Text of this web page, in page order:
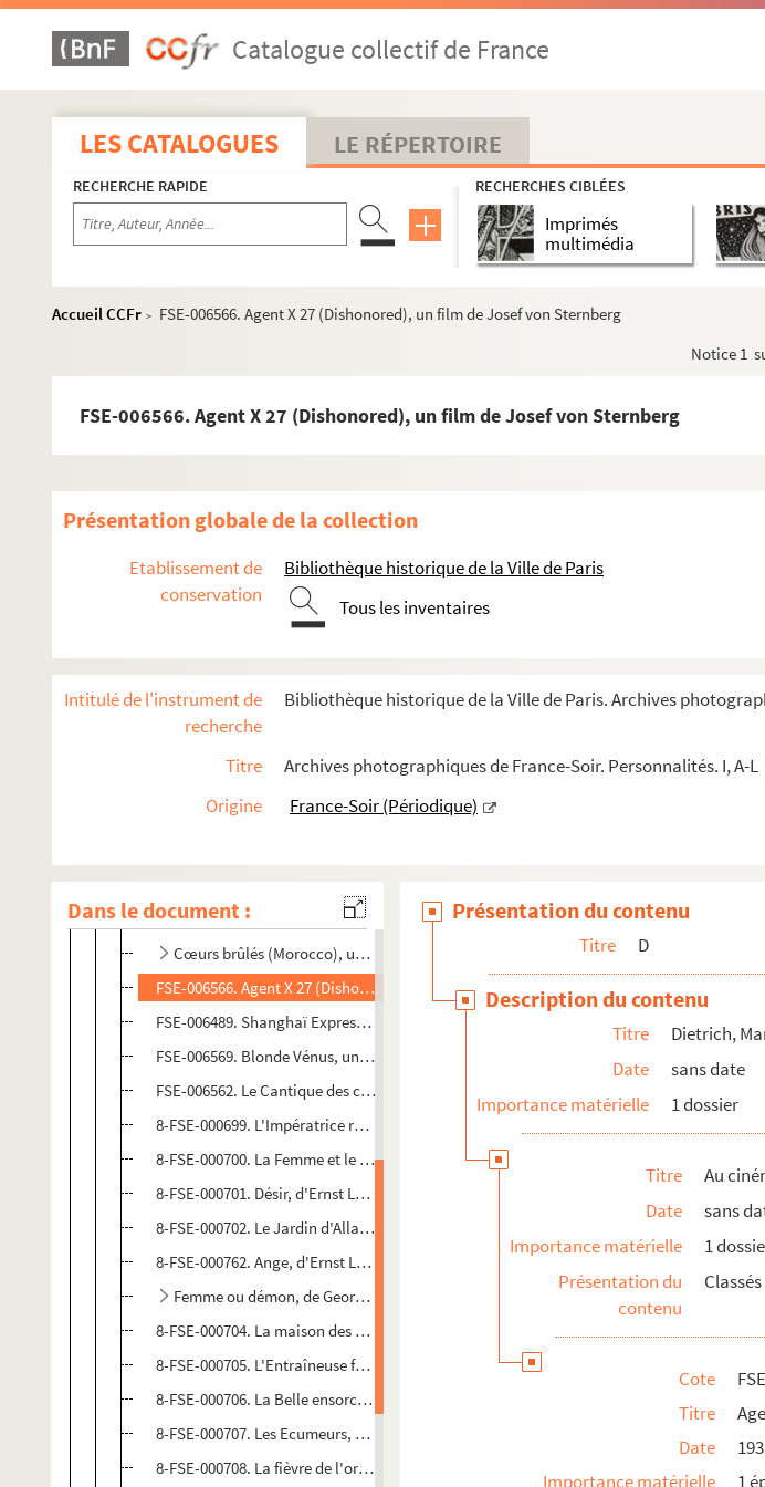
Catalogue collectif de France
LES CATALOGUES LE RÉPERTOIRE
RECHERCHE RAPIDE RECHERCHES CIBLÉES
Imprimés
multimédia
Accueil CCFr >
FSE-006566. Agent X 27 (Dishonored), un film de Josef von Sternberg
Notice 1
FSE-006566. Agent X 27 (Dishonored), un film de Josef von Sternberg
Présentation globale de la collection
Etablissement de
conservation
Bibliothèque historique de la Ville de Paris
Tous les inventaires
Intitulé de l'instrument de
recherche
Bibliothèque historique de la Ville de Paris. Archives
Titre
Archives photographiques de France-Soir. Personnalités. I, A-L
Origine
France-Soir (Périodique)
Dans le document :
B
C
D
Darlan, François
FSE-004132. Daudonnet, Albert-René
FSE-002881. Dawn, Marpessa
Déat, Marcel
Dietrich, Marlène
Portraits
Vie publique (années 1930-1940)
Vie publique (années 1950)
Vie publique (années 1970)
Vie publique (années 1980-1990) : festival de Cannes 1992
FSE-006565. L'Énigme, un film de Curtis Bernhardt
L'Ange bleu, de Josef von Sternberg (1929)
Cœurs brûlés (Morocco), un film de Josef von Sternberg
FSE-006566. Agent X 27 (Dishonored), un film de Josef von Sternberg
FSE-006489. Shanghaï Express, de Josef von Sternberg (1932)
FSE-006569. Blonde Vénus, un film de de Josef von Sternberg
FSE-006562. Le Cantique des cantiques (Song of Songs), un film de Rouben Mamoulian
8-FSE-000699. L'Impératrice rouge, de Josef von Sternberg (1934)
8-FSE-000700. La Femme et le Pantin, de Josef von Sternberg (1935)
8-FSE-000701. Désir, d'Ernst Lubitsch et Frank Borzage (1936)
8-FSE-000702. Le Jardin d'Allah, de Richard Boleslawski (1936)
8-FSE-000762. Ange, d'Ernst Lubitsch
Femme ou démon, de George Marshall (1939)
8-FSE-000704. La maison des sept péchés, de Tay Garnett (1940)
8-FSE-000705. L'Entraîneuse fatale, de Raoul Walsh (1941)
8-FSE-000706. La Belle ensorceleuse, de René Clair (1941)
8-FSE-000707. Les Ecumeurs, de Ray Enright (1942)
8-FSE-000708. La fièvre de l'or noir (Pittsburgh), de Lewis Seiler (1942)
Présentation du contenu
Titre D
Description du contenu
Titre
Dietrich,
Date
sans date
Importance matérielle
1 dossier
Titre
Au
Date
sans
Importance matérielle
1
Présentation du
contenu
Cote
Titre
Date
Importance matérielle
1